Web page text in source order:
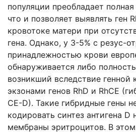
популяции преобладает полная
что и позволяет выявлять ген
кровотоке матери при
гена. Однако, у 3-5% с резус-
принадлежностью крови
обнаруживается либо
возникший вследствие
экзонами генов RhD и RhCE
CE-D). Такие гибридные гены
кодировать синтез антигена D
мембраны эритроцитов. В